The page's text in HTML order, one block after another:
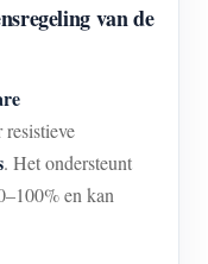
van de
. Het ondersteunt
en kan